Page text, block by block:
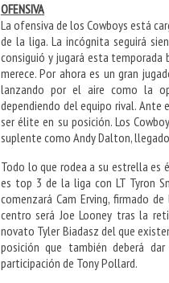
OFENSIVA
La ofensiva de los Cowboys está
de la liga. La incógnita seguirá
consiguió y jugará esta
merece. Por ahora es un gran
lanzando por el aire como la
dependiendo del equipo rival. Ante
ser élite en su posición. Los
suplente como Andy Dalton,
Todo lo que rodea a su estrella es
es top 3 de la liga con LT Tyron
comenzará Cam Erving, firmado
centro será Joe Looney tras la
novato Tyler Biadasz del que
posición que también deberá
participación de Tony Pollard.